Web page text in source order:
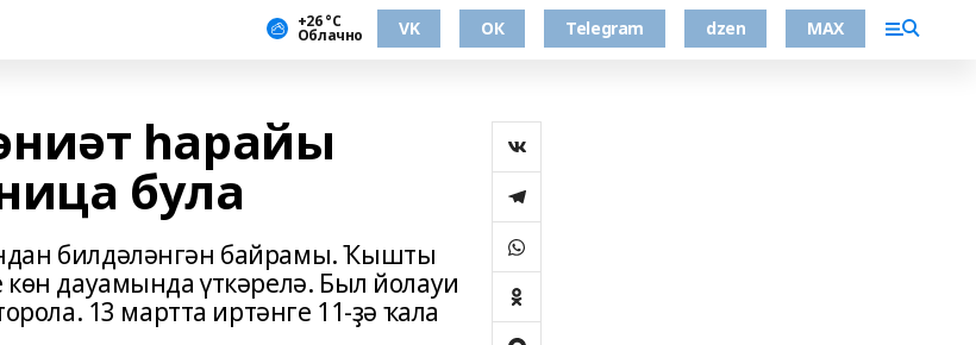
+26 °С
Облачно VK ОК Telegram dzen MAX
һарайы
була
билдәләнгән байрамы. Ҡышты
дауамында үткәрелә. Был йолауи
13 мартта иртәнге 11-ҙә ҡала